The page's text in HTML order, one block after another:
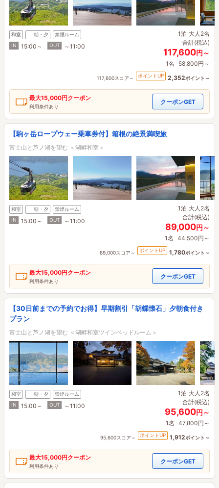
和室 朝・夕
禁煙ルーム
IN
15:00～ OUT ～11:00
1泊 大人2名
合計(税込)
117,600円～
1名 58,800円～
117,600スコア～ ポイントUP 2,352ポイント～
最大15,000円クーポン
利用条件あり
クーポンGET
【駒ヶ岳ロープウェー乗車券付】箱根の絶景満喫旅
富士山と芦ノ湖を望む ＜湖畔和室＞
和室 朝・夕
禁煙ルーム
IN
15:00～ OUT ～11:00
1泊 大人2名
合計(税込)
89,000円～
1名 44,500円～
89,000スコア～ ポイントUP 1,780ポイント～
最大15,000円クーポン
利用条件あり
クーポンGET
【30日前までの予約でお得】早期割引「胡蝶懐石」夕朝食付き
プラン
富士山と芦ノ湖を望む ＜湖畔和室ツインベッドルーム＞
和室 朝・夕
禁煙ルーム
IN
15:00～ OUT ～11:00
1泊 大人2名
合計(税込)
95,600円～
1名 47,800円～
95,600スコア～ ポイントUP 1,912ポイント～
最大15,000円クーポン
利用条件あり
クーポンGET